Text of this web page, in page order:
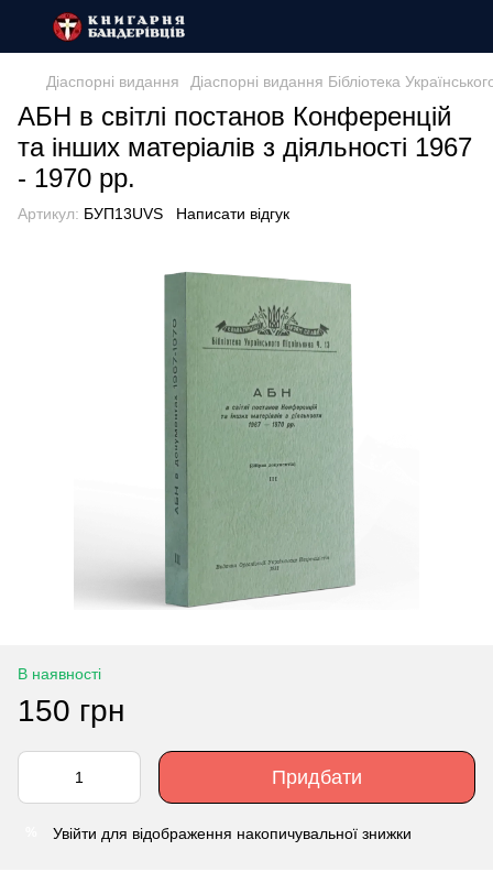
Діаспорні видання Діаспорні видання Бібліотека
АБН в світлі постанов Конференцій
та інших матеріалів з діяльності 1967
- 1970 рр.
Артикул: БУП13UVS Написати відгук
В наявності
150 грн
Придбати
Увійти для відображення накопичувальної знижки